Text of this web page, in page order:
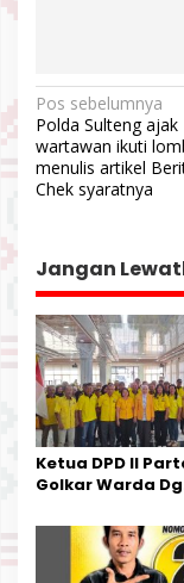
N
a
v
i
a
s
i
p
o
s
Pos sebelumnya
Polda Sulteng ajak
wartawan ikuti
menulis artikel
Chek syaratnya
Jangan
Ketua DPD II
Golkar Warda Dg
Pengurus Parti
Kecamatan
Kecamatan